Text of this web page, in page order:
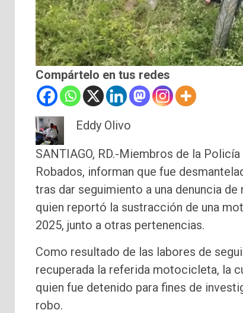
Compártelo en tus redes
Eddy Olivo
SANTIAGO, RD.-Miembros de la
Robados, informan que fue
tras dar seguimiento a una denuncia
quien reportó la sustracción de una
2025, junto a otras pertenencias.
Como resultado de las labores de
recuperada la referida motocicleta, la
quien fue detenido para fines de
robo.